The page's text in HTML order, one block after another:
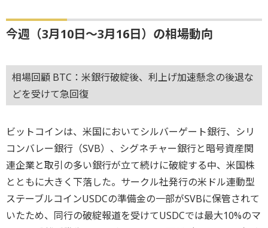
今週（3月10日～3月16日）の相場動向
相場回顧 BTC：米銀行破綻後、利上げ加速懸念の後退な
どを受けて急回復
ビットコインは、米国においてシルバーゲート銀行、シリ
コンバレー銀行（SVB）、シグネチャー銀行と暗号資産関
連企業と取引の多い銀行が立て続けに破綻する中、米国株
とともに大きく下落した。サークル社発行の米ドル連動型
ステーブルコインUSDCの準備金の一部がSVBに保管されて
いたため、同行の破綻報道を受けてUSDCでは最大10%のマ